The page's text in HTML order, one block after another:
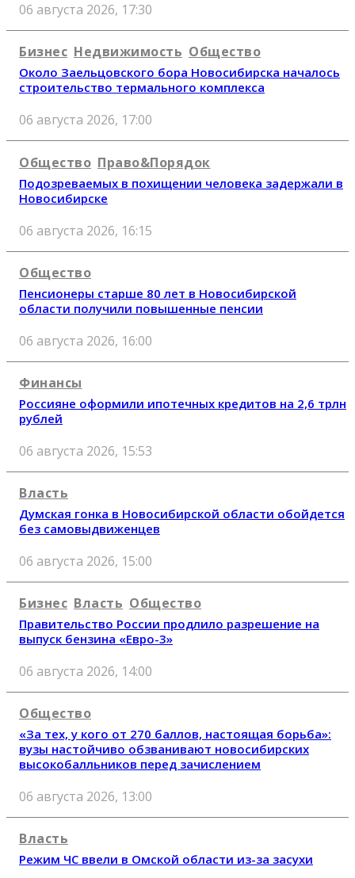
06 августа 2026, 17:30
Бизнес Недвижимость Общество
Около Заельцовского бора Новосибирска началось
строительство термального комплекса
06 августа 2026, 17:00
Общество Право&Порядок
Подозреваемых в похищении человека задержали в
Новосибирске
06 августа 2026, 16:15
Общество
Пенсионеры старше 80 лет в Новосибирской
области получили повышенные пенсии
06 августа 2026, 16:00
Финансы
Россияне оформили ипотечных кредитов на 2,6 трлн
рублей
06 августа 2026, 15:53
Власть
Думская гонка в Новосибирской области обойдется
без самовыдвиженцев
06 августа 2026, 15:00
Бизнес Власть Общество
Правительство России продлило разрешение на
выпуск бензина «Евро-3»
06 августа 2026, 14:00
Общество
«За тех, у кого от 270 баллов, настоящая борьба»:
вузы настойчиво обзванивают новосибирских
высокобалльников перед зачислением
06 августа 2026, 13:00
Власть
Режим ЧС ввели в Омской области из-за засухи